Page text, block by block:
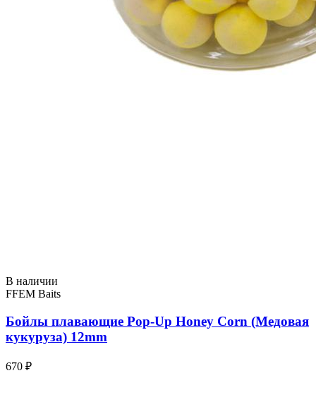
В наличии
FFEM Baits
Бойлы плавающие Pop-Up Honey Corn (Медовая
кукуруза) 12mm
670 ₽